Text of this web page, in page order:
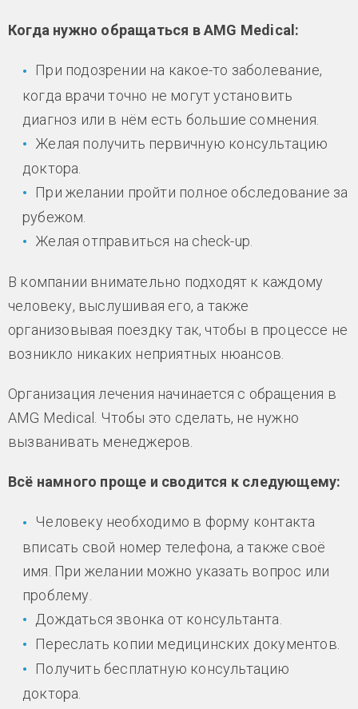
Когда нужно обращаться в AMG Medical:
При подозрении на какое-то заболевание,
когда врачи точно не могут установить
диагноз или в нём есть большие сомнения.
Желая получить первичную консультацию
доктора.
При желании пройти полное обследование за
рубежом.
Желая отправиться на check-up.
В компании внимательно подходят к каждому
человеку, выслушивая его, а также
организовывая поездку так, чтобы в процессе не
возникло никаких неприятных нюансов.
Организация лечения начинается с обращения в
AMG Medical. Чтобы это сделать, не нужно
вызванивать менеджеров.
Всё намного проще и сводится к следующему:
Человеку необходимо в форму контакта
вписать свой номер телефона, а также своё
имя. При желании можно указать вопрос или
проблему.
Дождаться звонка от консультанта.
Переслать копии медицинских документов.
Получить бесплатную консультацию
доктора.